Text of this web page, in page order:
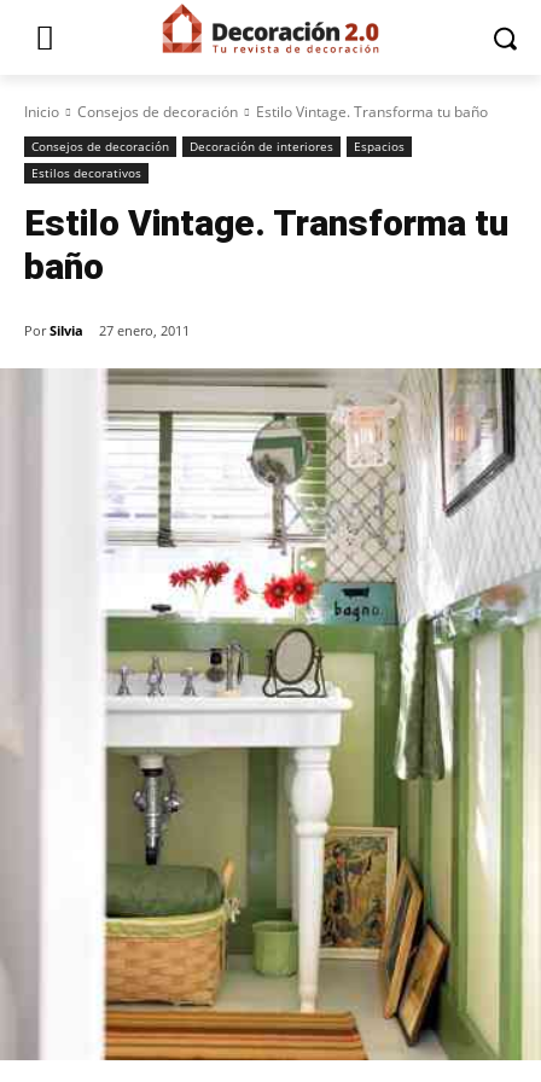
Inicio Consejos de decoración Estilo Vintage. Transforma tu baño
Consejos de decoración Decoración de interiores
Espacios
Estilos decorativos
Estilo Vintage. Transforma tu
baño
Por Silvia 27 enero, 2011